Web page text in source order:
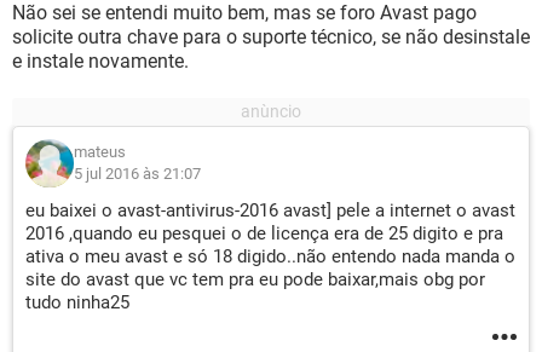
Não sei se entendi muito bem, mas se foro Avast pago
solicite outra chave para o suporte técnico, se não desinstale
e instale novamente.
mateus
5 jul 2016 às 21:07
eu baixei o avast-antivirus-2016 avast] pele a internet o avast
2016 ,quando eu pesquei o de licença era de 25 digito e pra
ativa o meu avast e só 18 digido..não entendo nada manda o
site do avast que vc tem pra eu pode baixar,mais obg por
tudo ninha25